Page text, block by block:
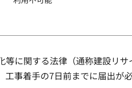
に関する法律（通称建設リ
事着手の7日前までに届出が